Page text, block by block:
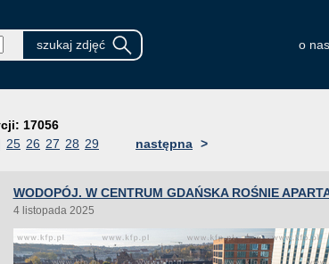
o nas
17056
25 26 27 28 29 następna >
WODOPÓJ. W CENTRUM GDAŃSKA ROŚNIE
4 listopada 2025